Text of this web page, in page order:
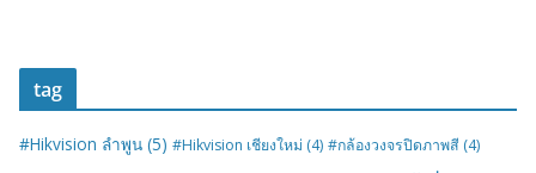
tag
#Hikvision ลำพูน (5) #Hikvision เชียงใหม่ (4) #กล้องวงจรปิดภาพสี (4)